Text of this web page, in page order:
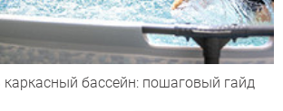
каркасный бассейн: пошаговый гайд